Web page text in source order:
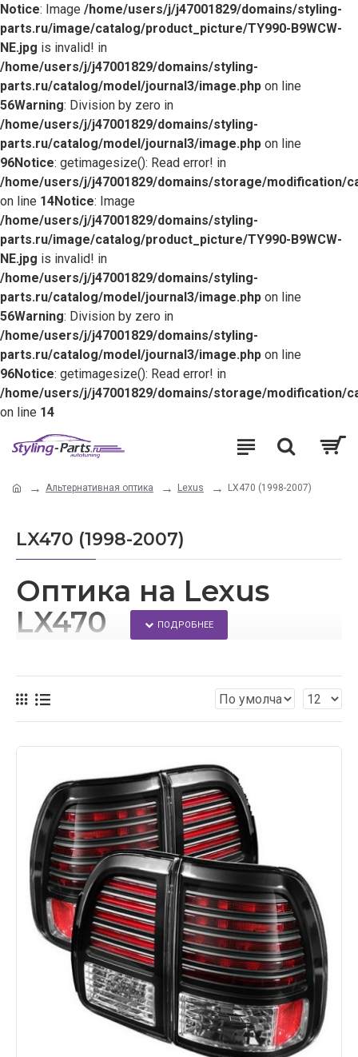
Notice: Image /home/users/j/j47001829/domains/styling-
parts.ru/image/catalog/product_picture/TY990-B9WCW-
NE.jpg is invalid! in
/home/users/j/j47001829/domains/styling-
parts.ru/catalog/model/journal3/image.php on line
56Warning: Division by zero in
/home/users/j/j47001829/domains/styling-
parts.ru/catalog/model/journal3/image.php on line
96Notice: getimagesize(): Read error! in
/home/users/j/j47001829/domains/storage/modification/
on line 14Notice: Image
/home/users/j/j47001829/domains/styling-
parts.ru/image/catalog/product_picture/TY990-B9WCW-
NE.jpg is invalid! in
/home/users/j/j47001829/domains/styling-
parts.ru/catalog/model/journal3/image.php on line
56Warning: Division by zero in
/home/users/j/j47001829/domains/styling-
parts.ru/catalog/model/journal3/image.php on line
96Notice: getimagesize(): Read error! in
/home/users/j/j47001829/domains/storage/modification/
on line 14
Альтернативная оптика Lexus LX470 (1998-2007)
LX470 (1998-2007)
Оптика на Lexus
LX470
Благодаря нашему ресурсу, каждый сможет
L10470 на альтернативную.
Для Вас всегда доступны:
широкий ассортимент и аксессуаров для
тюнинга;
выгодные цены на всю продукцию;
доставка по России.
Приобрести альтернативную оптику для Lexus LX470
можно позвонив нам, либо отправив заявку на сайтес
помощью личного кабинета.